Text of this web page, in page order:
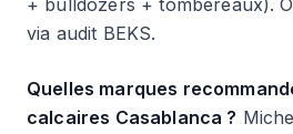
+ bulldozers + tombereaux).
via audit BEKS.
Quelles marques
calcaires Casablanca ?